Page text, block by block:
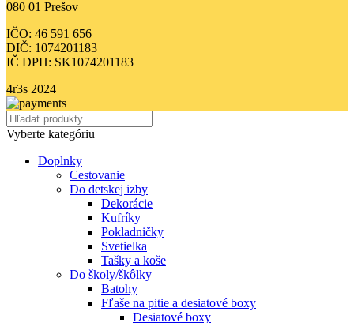
080 01 Prešov
IČO: 46 591 656
DIČ: 1074201183
IČ DPH: SK1074201183
4r3s 2024
Vyberte kategóriu
Doplnky
Cestovanie
Do detskej izby
Dekorácie
Kufríky
Pokladničky
Svetielka
Tašky a koše
Do školy/škôlky
Batohy
Fľaše na pitie a desiatové boxy
Desiatové boxy